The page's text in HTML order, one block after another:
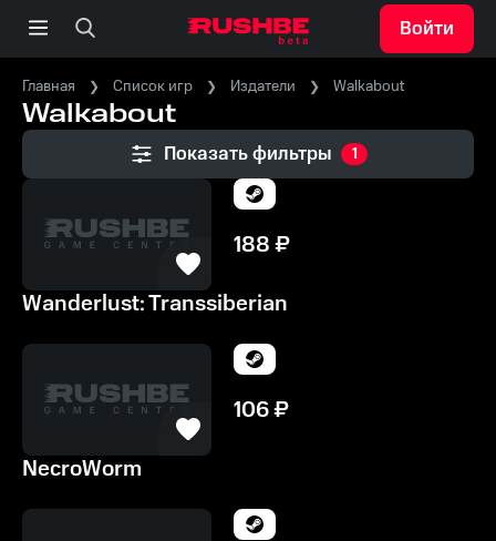
Войти
Главная Список игр Издатели Walkabout
Walkabout
Показать фильтры 1
188₽
Wanderlust: Transsiberian
106₽
NecroWorm